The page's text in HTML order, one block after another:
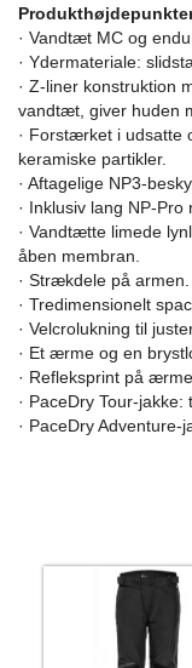
· Vandtæt MC og
· Ydermateriale:
· Z-liner konstruktion
vandtæt, giver huden
· Forstærket i udsatte
keramiske partikler.
· Aftagelige NP3-
· Inklusiv lang NP-Pro
· Vandtætte limede
åben membran.
· Strækdele på armen.
· Tredimensionelt
· Velcrolukning til
· Et ærme og en
· Refleksprint på
· PaceDry Tour-
· PaceDry